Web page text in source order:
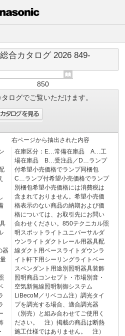
合カタログ 2026 849-
850
ログでご覧いただけます。
器
右ページから抽出された内容
在庫区分：E…常備在庫品 A…工
場在庫品 B…受注品／D…ランプ
付希望小売価格でランプ同梱包
C…ランプ付希望小売価格でランプ
別梱包希望小売価格には消費税は
含まれておりません。希望小売価
格表示のない商品の納期および価
格については、お取引先にお問い
合わせください。850テクニカル照
明スポットライトユニバーサルダ
ウンライトダクトレール用器具配
線ダクト用ベースライトダウンラ
イト軒下用シーリングライトベー
スペンダント用途別照明器具装飾
照明商品コンセプト・市場別音・
空気新無線照明制御システム
LiBecoM／リベコム注）調光タイ
プを調光する場合、適合調光器
（別売）と組み合わせてご使用く
ださい。 注）掲載の商品は断熱
施工仕様ではありません。 注）